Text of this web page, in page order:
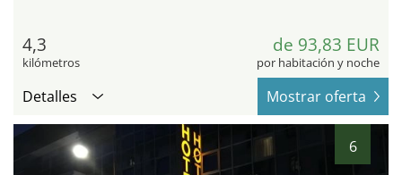
4,3
kilómetros
de 93,83 EUR
por habitación y noche
Detalles Mostrar oferta
6